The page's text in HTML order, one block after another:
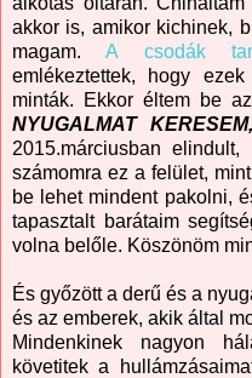
akkor is, amikor kichinek,
magam.A csodák
emlékeztettek, hogy
minták. Ekkor éltem be
NYUGALMAT
2015.márciusban elindult,
számomra ez a felület,
be lehet mindent pakolni,
tapasztalt barátaim
volna belőle. Köszönöm
És győzött a derű és a
és az emberek, akik által
Mindenkinek nagyon
követitek a